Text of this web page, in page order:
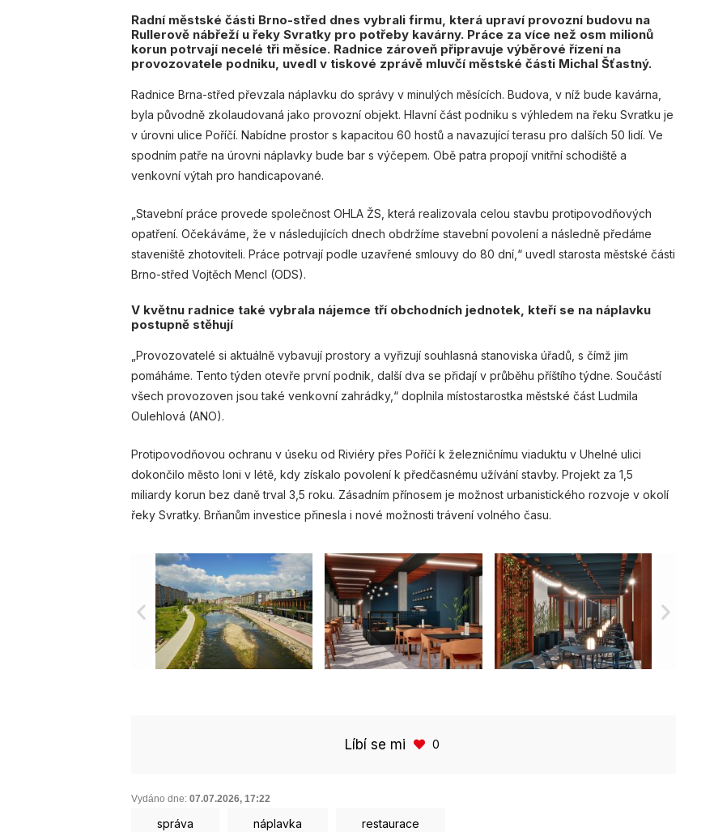
Radní městské části Brno-střed dnes vybrali firmu, která upraví provozní budovu na
Rullerově nábřeží u řeky Svratky pro potřeby kavárny. Práce za více než osm milionů
korun potrvají necelé tři měsíce. Radnice zároveň připravuje výběrové řízení na
provozovatele podniku, uvedl v tiskové zprávě mluvčí městské části Michal Šťastný.
Radnice Brna-střed převzala náplavku do správy v minulých měsících. Budova, v níž bude kavárna,
byla původně zkolaudovaná jako provozní objekt. Hlavní část podniku s výhledem na řeku Svratku je
v úrovni ulice Poříčí. Nabídne prostor s kapacitou 60 hostů a navazující terasu pro dalších 50 lidí. Ve
spodním patře na úrovni náplavky bude bar s výčepem. Obě patra propojí vnitřní schodiště a
venkovní výtah pro handicapované.
„Stavební práce provede společnost OHLA ŽS, která realizovala celou stavbu protipovodňových
opatření. Očekáváme, že v následujících dnech obdržíme stavební povolení a následně předáme
staveniště zhotoviteli. Práce potrvají podle uzavřené smlouvy do 80 dní,“ uvedl starosta městské části
Brno-střed Vojtěch Mencl (ODS).
V květnu radnice také vybrala nájemce tří obchodních jednotek, kteří se na náplavku
postupně stěhují
„Provozovatelé si aktuálně vybavují prostory a vyřizují souhlasná stanoviska úřadů, s čímž jim
pomáháme. Tento týden otevře první podnik, další dva se přidají v průběhu příštího týdne. Součástí
všech provozoven jsou také venkovní zahrádky,“ doplnila místostarostka městské část Ludmila
Oulehlová (ANO).
Protipovodňovou ochranu v úseku od Riviéry přes Poříčí k železničnímu viaduktu v Uhelné ulici
dokončilo město loni v létě, kdy získalo povolení k předčasnému užívání stavby. Projekt za 1,5
miliardy korun bez daně trval 3,5 roku. Zásadním přínosem je možnost urbanistického rozvoje v okolí
řeky Svratky. Brňanům investice přinesla i nové možnosti trávení volného času.
Líbí se mi 0
Vydáno dne: 07.07.2026, 17:22
správa náplavka restaurace